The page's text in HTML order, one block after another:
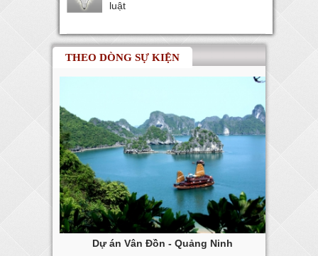
luật
THEO DÒNG SỰ KIỆN
Dự án Vân Đồn - Quảng Ninh